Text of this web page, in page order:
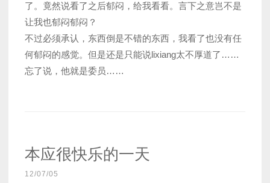
了。竟然说看了之后郁闷，给我看看。言下之意岂不是
让我也郁闷郁闷？
不过必须承认，东西倒是不错的东西，我看了也没有任
何郁闷的感觉。但是还是只能说lixiang太不厚道了……
忘了说，他就是委员……
本应很快乐的一天
12/07/05